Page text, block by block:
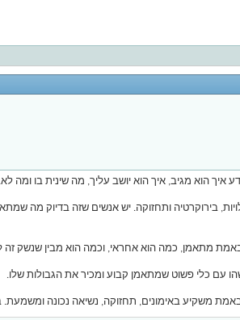
הוא מגיב, איך הוא יושב עליך, מה שינית בו ומה לא.
בירוקרטיה ותחזוקה. יש אנשים שזה בדיוק מה
מתאמן, כמה הוא אחראי, וכמה הוא מבין שנשק זה
משקיע באימונים, תחזוקה, נשיאה נכונה